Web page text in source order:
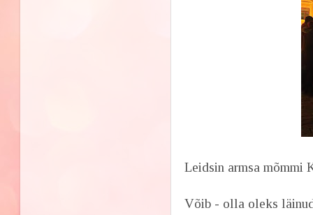
Leidsin armsa mõmmi
Võib - olla oleks